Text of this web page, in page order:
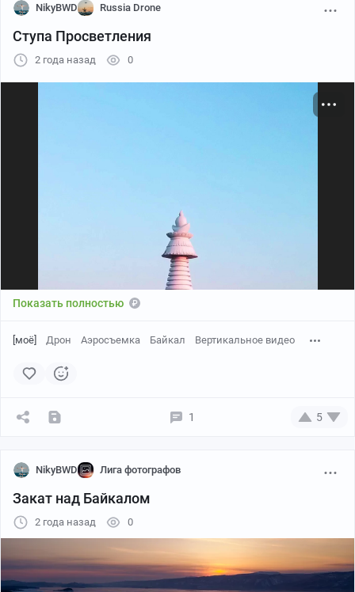
NikyBWD Russia Drone
Ступа Просветления
2 года назад 0
Показать полностью
[моё] Дрон Аэросъемка Байкал Вертикальное видео
1 5
NikyBWD Лига фотографов
Закат над Байкалом
2 года назад 0